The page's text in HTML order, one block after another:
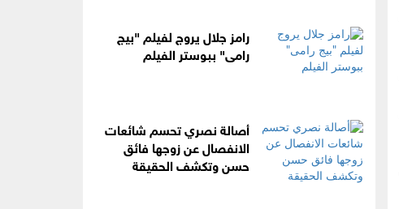
رامز جلال يروج لفيلم "بيج
رامى" ببوستر الفيلم
أصالة نصري تحسم شائعات
الانفصال عن زوجها فائق
حسن وتكشف الحقيقة